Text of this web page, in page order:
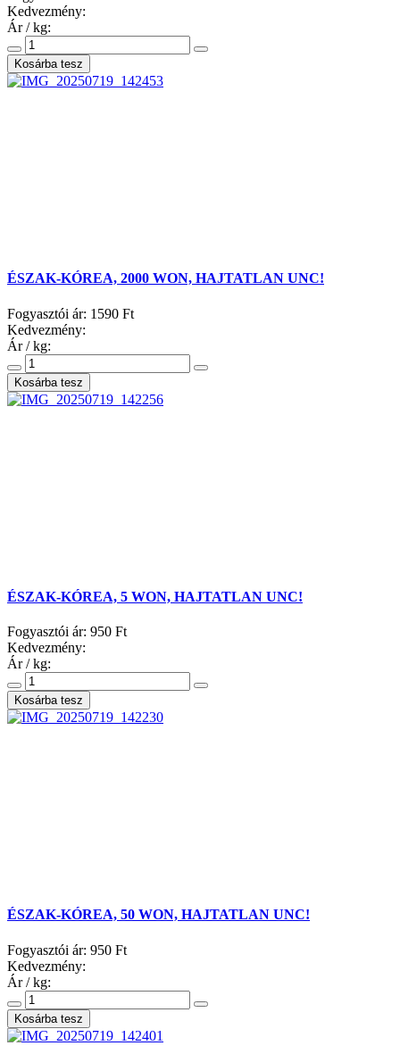
Kedvezmény:
Ár / kg:
ÉSZAK-KÓREA, 2000 WON, HAJTATLAN UNC!
Fogyasztói ár: 1590 Ft
Kedvezmény:
Ár / kg:
ÉSZAK-KÓREA, 5 WON, HAJTATLAN UNC!
Fogyasztói ár: 950 Ft
Kedvezmény:
Ár / kg:
ÉSZAK-KÓREA, 50 WON, HAJTATLAN UNC!
Fogyasztói ár: 950 Ft
Kedvezmény:
Ár / kg: